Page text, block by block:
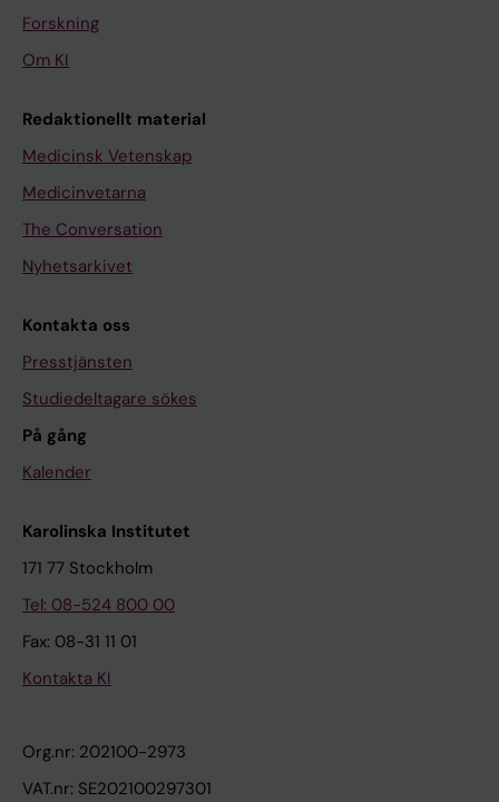
Forskning
Om KI
Redaktionellt material
Medicinsk Vetenskap
Medicinvetarna
The Conversation
Nyhetsarkivet
Kontakta oss
Presstjänsten
Studiedeltagare sökes
På gång
Kalender
Karolinska Institutet
171 77 Stockholm
Tel: 08-524 800 00
Fax: 08-31 11 01
Kontakta KI
Org.nr: 202100-2973
VAT.nr: SE202100297301